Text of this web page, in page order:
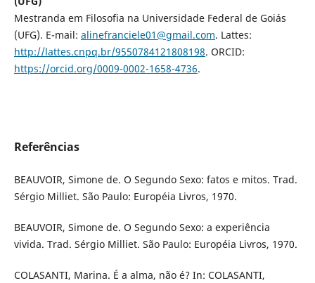
Mestranda em Filosofia na Universidade Federal de Goiás
(UFG). E-mail: alinefranciele01@gmail.com. Lattes:
http://lattes.cnpq.br/9550784121808198. ORCID:
https://orcid.org/0009-0002-1658-4736.
Referências
BEAUVOIR, Simone de. O Segundo Sexo: fatos e mitos. Trad.
Sérgio Milliet. São Paulo: Européia Livros, 1970.
BEAUVOIR, Simone de. O Segundo Sexo: a experiência
vivida. Trad. Sérgio Milliet. São Paulo: Européia Livros, 1970.
COLASANTI, Marina. É a alma, não é? In: COLASANTI,